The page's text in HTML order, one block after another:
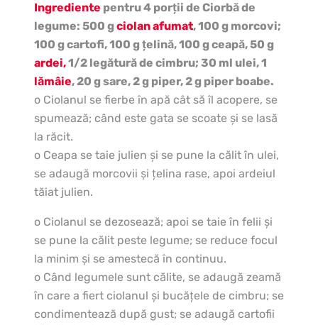
Ingrediente pentru 4 porţii de Ciorbă de
legume: 500 gciolan afumat, 100 g morcovi;
100 g cartofi, 100 g ţelină, 100 g ceapă, 50 g
ardei,1/2 legătură de cimbru; 30 ml ulei, 1
lămâie, 20 g sare, 2 g piper, 2 g piper boabe.
o Ciolanul se fierbe în apă cât să îl acopere, se
spumează; când este gata se scoate şi se lasă
la răcit.
o Ceapa se taie julien şi se pune la călit în ulei,
se adaugă morcovii şi ţelina rase, apoi ardeiul
tăiat julien.
o Ciolanul se dezosează; apoi se taie în felii şi
se pune la călit peste legume; se reduce focul
la minim şi se amestecă în continuu.
o Când legumele sunt călite, se adaugă zeamă
în care a fiert ciolanul şi bucăţele de cimbru; se
condimentează după gust; se adaugă cartofii